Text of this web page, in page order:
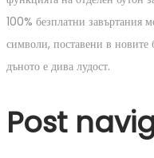
100% безплатни завъртания
символи, поставени в новите
дъното е дива лудост.
Post